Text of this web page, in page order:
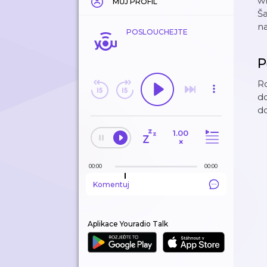
POSLOUCHEJTE
1.00
×
00:00 00:00
Komentuj
Aplikace Youradio Talk